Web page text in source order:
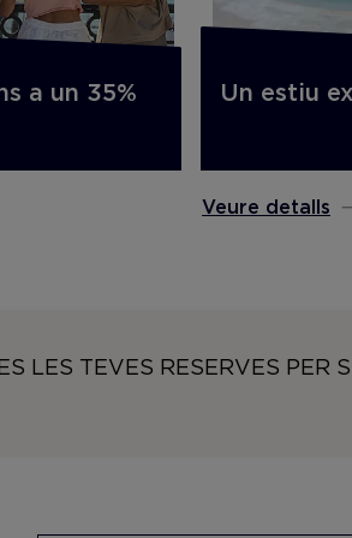
a un 35%
Un estiu
Veure detalls
LES TEVES RESERVES PER